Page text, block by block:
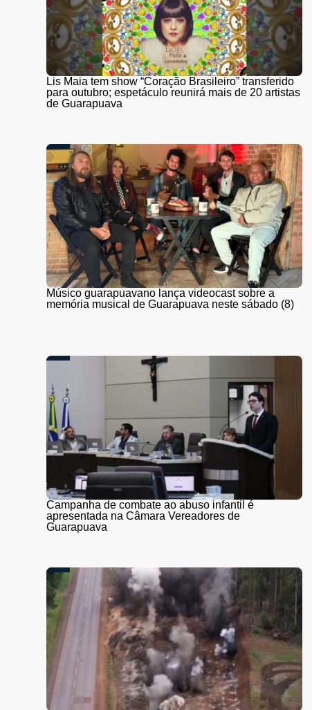
Lis Maia tem show “Coração Brasileiro” transferido
para outubro; espetáculo reunirá mais de 20 artistas
de Guarapuava
Músico guarapuavano lança videocast sobre a
memória musical de Guarapuava neste sábado (8)
Campanha de combate ao abuso infantil é
apresentada na Câmara Vereadores de
Guarapuava